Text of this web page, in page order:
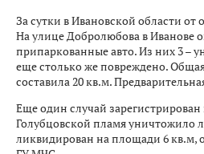
За сутки в Ивановской области
На улице Добролюбова в Иванове
припаркованные авто. Из них 3 –
еще столько же повреждено.
составила 20 кв.м.
Еще один случай зарегистрирован
Голубцовской пламя уничтожило
ликвидирован на площади 6 кв.м,